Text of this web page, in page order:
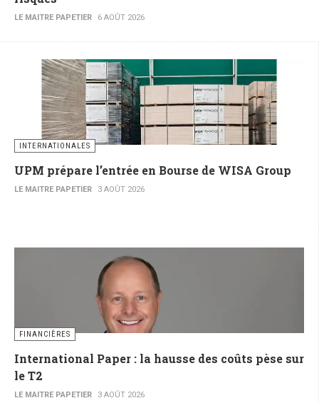
LE MAITRE PAPETIER 6 AOÛT 2026
INTERNATIONALES
UPM prépare l’entrée en Bourse de WISA Group
LE MAITRE PAPETIER 3 AOÛT 2026
FINANCIÈRES
International Paper : la hausse des coûts pèse sur
le T2
LE MAITRE PAPETIER 3 AOÛT 2026